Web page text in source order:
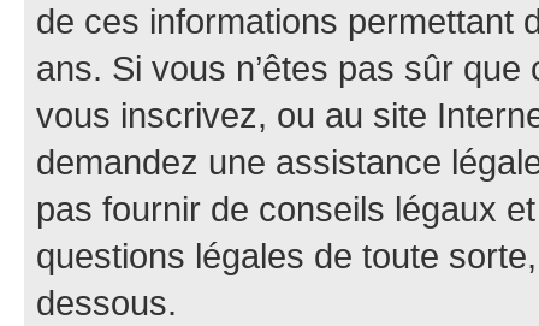
de ces informations permettant
ans. Si vous n’êtes pas sûr
vous inscrivez, ou au site
demandez une assistance
pas fournir de conseils légaux
questions légales de toute
dessous.